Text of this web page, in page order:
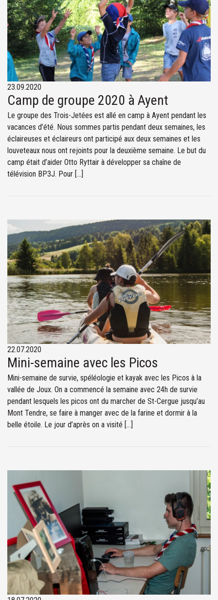
23.09.2020
Camp de groupe 2020 à Ayent
Le groupe des Trois-Jetées est allé en camp à Ayent pendant les
vacances d’été. Nous sommes partis pendant deux semaines, les
éclaireuses et éclaireurs ont participé aux deux semaines et les
louveteaux nous ont rejoints pour la deuxième semaine. Le but du
camp était d’aider Otto Ryttair à développer sa chaîne de
télévision BP3J. Pour […]
22.07.2020
Mini-semaine avec les Picos
Mini-semaine de survie, spéléologie et kayak avec les Picos à la
vallée de Joux. On a commencé la semaine avec 24h de survie
pendant lesquels les picos ont du marcher de St-Cergue jusqu’au
Mont Tendre, se faire à manger avec de la farine et dormir à la
belle étoile. Le jour d’après on a visité […]